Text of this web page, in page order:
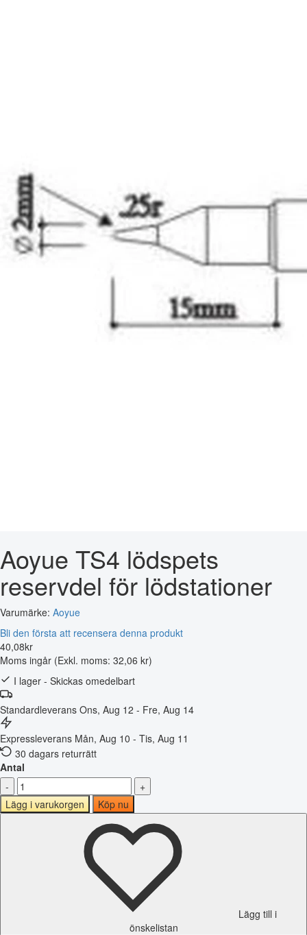
Aoyue TS4 lödspets
reservdel för lödstationer
Varumärke: Aoyue
Bli den första att recensera denna produkt
40,08kr
Moms ingår (Exkl. moms: 32,06 kr)
I lager - Skickas omedelbart
Standardleverans Ons, Aug 12 - Fre, Aug 14
Expressleverans Mån, Aug 10 - Tis, Aug 11
30 dagars returrätt
Antal
-
+
Lägg i varukorgen
Köp nu
Lägg till i
önskelistan